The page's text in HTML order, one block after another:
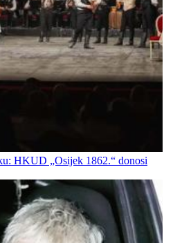
HKUD „Osijek 1862.“ donosi